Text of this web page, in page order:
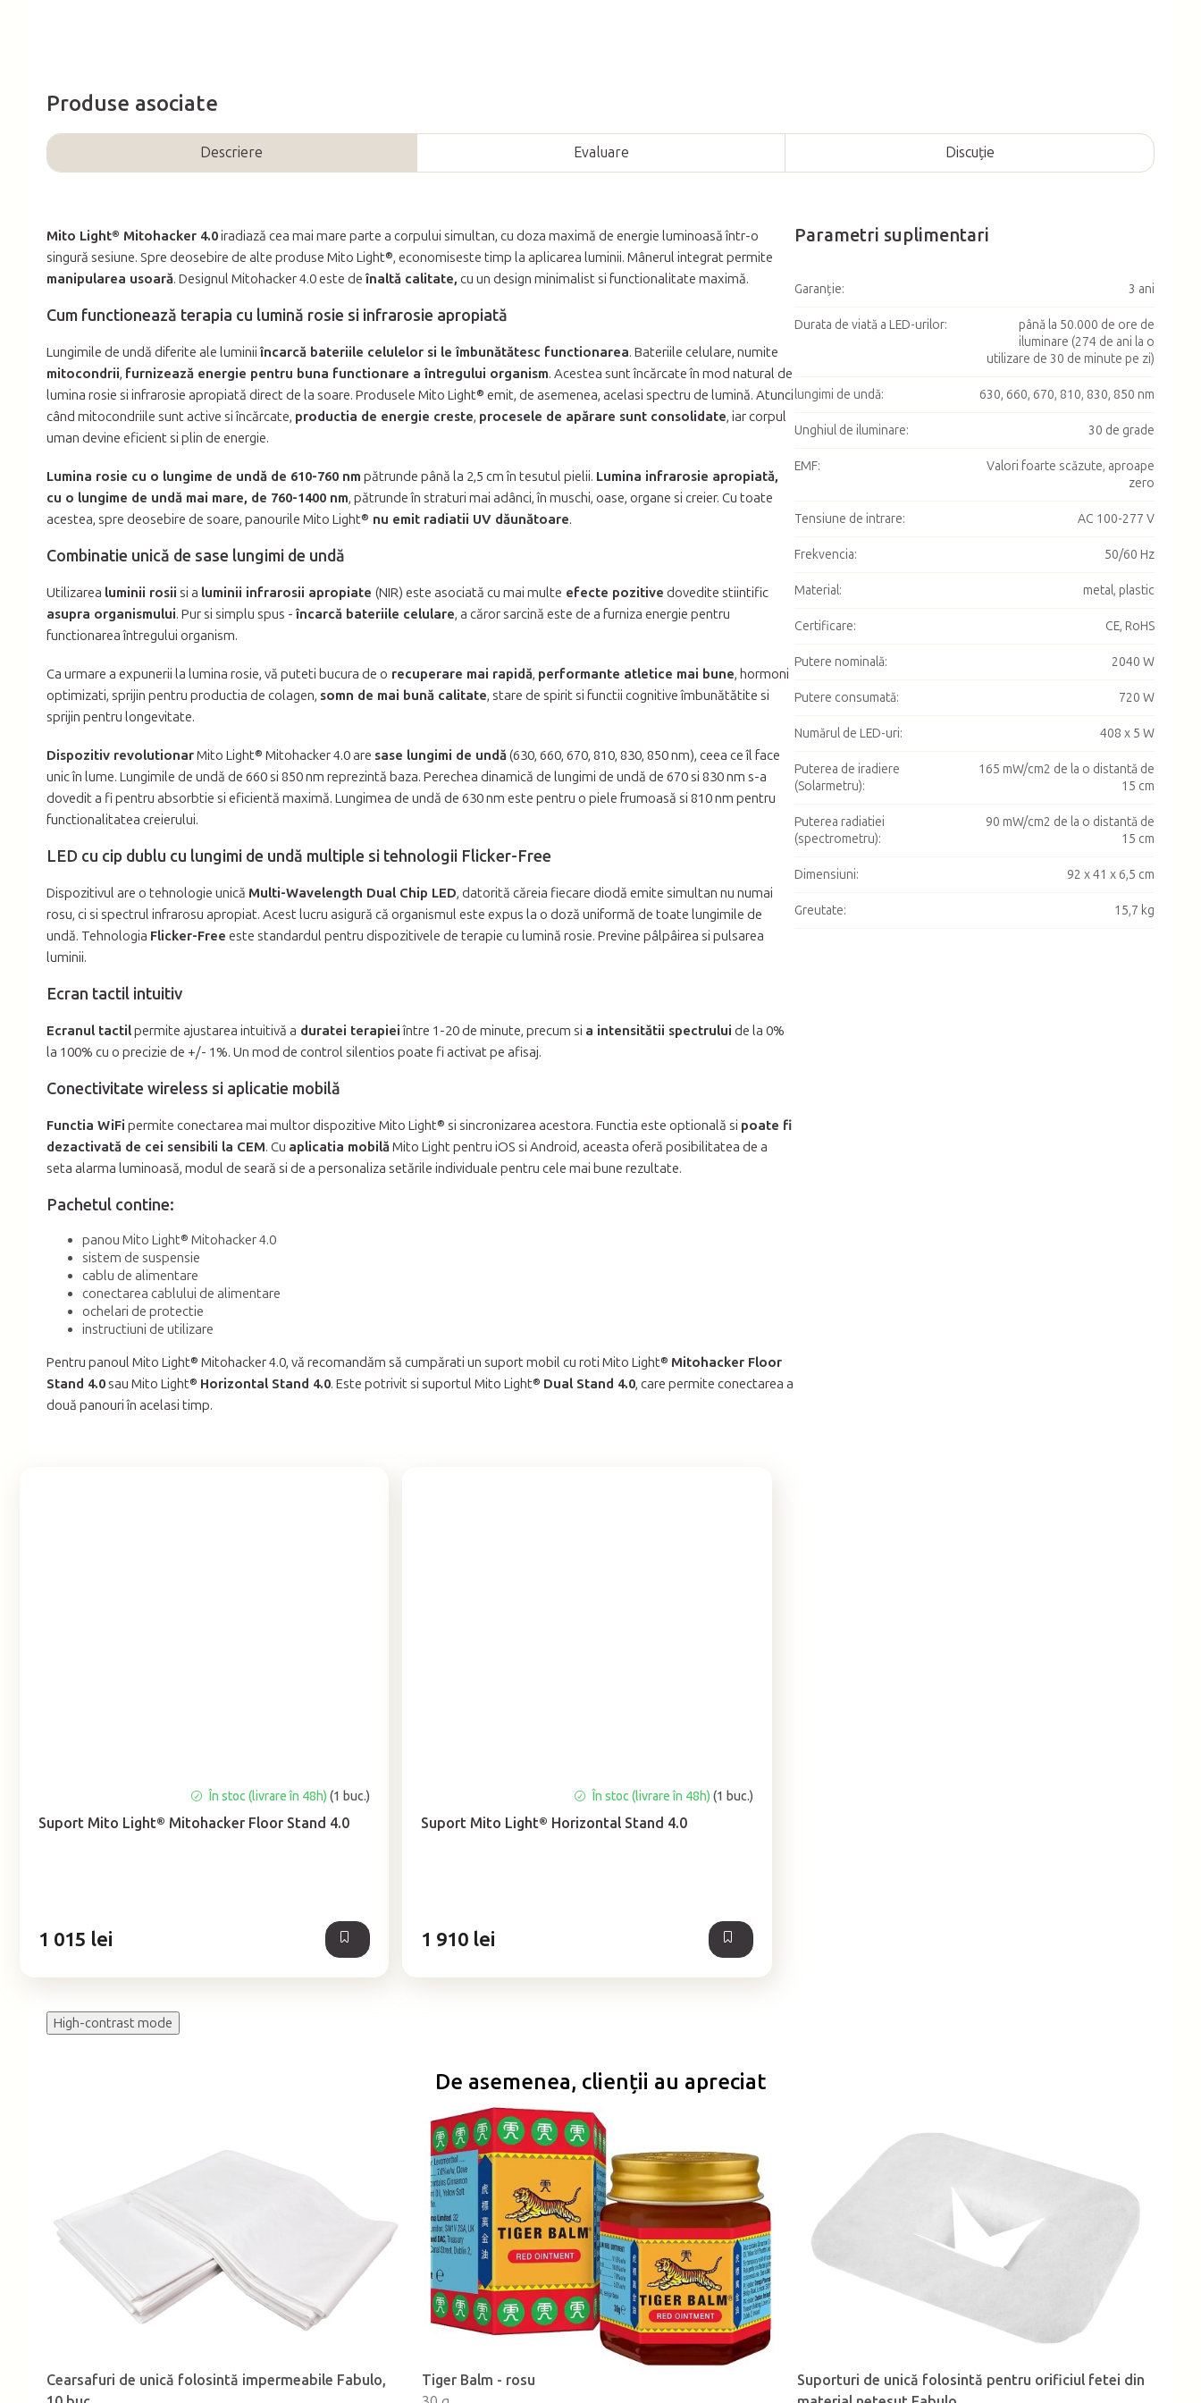
Produse asociate
Suport Mito Light® Mitohacker Floor Stand 4.0
În stoc (livrare în 48h)(1 buc.)
1 015 lei
Suport Mito Light® Horizontal Stand 4.0
a
stele.
În stoc (livrare în 48h) (1 buc.)
1 910 lei
Descriere Evaluare Discuţie
Mito Light® Mitohacker 4.0iradiază cea mai mare parte a corpului simultan, cu doza maximă de energie luminoasă într-o
singură sesiune. Spre deosebire de alte produse Mito Light®, economiseste timp la aplicarea luminii. Mânerul integrat permite
manipularea usoară. Designul Mitohacker 4.0 este de înaltă calitate, cu un design minimalist si functionalitate maximă.
Cum functionează terapia cu lumină rosie si infrarosie apropiată
Lungimile de undă diferite ale luminii încarcă bateriile celulelor si le îmbunătătesc functionarea. Bateriile celulare, numite
mitocondrii, furnizează energie pentru buna functionare a întregului organism. Acestea sunt încărcate în mod natural de
lumina rosie si infrarosie apropiată direct de la soare. Produsele Mito Light® emit, de asemenea, acelasi spectru de lumină. Atunci
când mitocondriile sunt active si încărcate, productia de energie creste, procesele de apărare sunt consolidate, iar corpul
uman devine eficient si plin de energie.
Lumina rosie cu o lungime de undă de 610-760 nm pătrunde până la 2,5 cm în tesutul pielii. Lumina infrarosie apropiată,
cu o lungime de undă mai mare, de 760-1400 nm, pătrunde în straturi mai adânci, în muschi, oase, organe si creier. Cu toate
acestea, spre deosebire de soare, panourile Mito Light® nu emit radiatii UV dăunătoare.
Combinatie unică de sase lungimi de undă
Utilizarea luminii rosii si a luminii infrarosii apropiate (NIR) este asociată cu mai multe efecte pozitive dovedite stiintific
asupra organismului. Pur si simplu spus - încarcă bateriile celulare, a căror sarcină este de a furniza energie pentru
functionarea întregului organism.
Ca urmare a expunerii la lumina rosie, vă puteti bucura de o recuperare mai rapidă, performante atletice mai bune, hormoni
optimizati, sprijin pentru productia de colagen, somn de mai bună calitate, stare de spirit si functii cognitive îmbunătătite si
sprijin pentru longevitate.
Dispozitiv revolutionarMito Light® Mitohacker 4.0 are sase lungimi de undă(630, 660, 670, 810, 830, 850 nm), ceea ce îl face
unic în lume. Lungimile de undă de 660 si 850 nm reprezintă baza. Perechea dinamică de lungimi de undă de 670 si 830 nm s-a
dovedit a fi pentru absorbtie si eficientă maximă. Lungimea de undă de 630 nm este pentru o piele frumoasă si 810 nm pentru
functionalitatea creierului.
LED cu cip dublu cu lungimi de undă multiple si tehnologii Flicker-Free
Dispozitivul are o tehnologie unică Multi-Wavelength Dual Chip LED, datorită căreia fiecare diodă emite simultan nu numai
rosu, ci si spectrul infrarosu apropiat. Acest lucru asigură că organismul este expus la o doză uniformă de toate lungimile de
undă. Tehnologia Flicker-Free este standardul pentru dispozitivele de terapie cu lumină rosie. Previne pâlpâirea si pulsarea
luminii.
Ecran tactil intuitiv
Ecranul tactilpermite ajustarea intuitivă a duratei terapieiîntre 1-20 de minute, precum si a intensitătii spectrului de la 0%
la 100% cu o precizie de +/- 1%. Un mod de control silentios poate fi activat pe afisaj.
Conectivitate wireless si aplicatie mobilă
Functia WiFi permite conectarea mai multor dispozitive Mito Light® si sincronizarea acestora. Functia este optională si poate fi
dezactivată de cei sensibili la CEM. Cu aplicatia mobilăMito Light pentru iOS si Android, aceasta oferă posibilitatea de a
seta alarma luminoasă, modul de seară si de a personaliza setările individuale pentru cele mai bune rezultate.
Pachetul contine:
panou Mito Light® Mitohacker 4.0
sistem de suspensie
cablu de alimentare
conectarea cablului de alimentare
ochelari de protectie
instructiuni de utilizare
Pentru panoul Mito Light® Mitohacker 4.0, vă recomandăm să cumpărati un suport mobil cu roti Mito Light® Mitohacker Floor
Stand 4.0 sau Mito Light® Horizontal Stand 4.0. Este potrivit si suportul Mito Light® Dual Stand 4.0, care permite conectarea a
două panouri în acelasi timp.
Parametri suplimentari
Garanţie: 3 ani
Durata de viată a LED-urilor:
până la 50.000 de ore de
iluminare (274 de ani la o
utilizare de 30 de minute pe zi)
lungimi de undă: 630, 660, 670, 810, 830, 850 nm
Unghiul de iluminare: 30 de grade
EMF:
Valori foarte scăzute, aproape
zero
Tensiune de intrare: AC 100-277 V
Frekvencia: 50/60 Hz
Material: metal, plastic
Certificare: CE, RoHS
Putere nominală: 2040 W
Putere consumată: 720 W
Numărul de LED-uri: 408 x 5 W
Puterea de iradiere
(Solarmetru):
165 mW/cm2 de la o distantă de
15 cm
Puterea radiatiei
(spectrometru):
90 mW/cm2 de la o distantă de
15 cm
Dimensiuni: 92 x 41 x 6,5 cm
Greutate: 15,7 kg
High-contrast mode
De asemenea, clienții au apreciat
Cearsafuri de unică folosintă impermeabile Fabulo,
Tiger Balm - rosu
Suporturi de unică folosintă pentru orificiul fetei din